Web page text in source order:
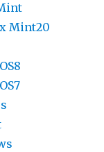
Mint20